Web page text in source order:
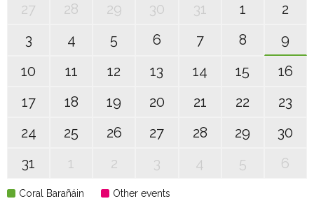
27 28 29 30 31 1
2
3
4 5 6 7 8
9
10
11 12 13 14 15
16
17
18 19 20 21 22
23
24
25 26 27 28 29
30
31
1 2 3 4 5 6
Coral Barañáin Other events